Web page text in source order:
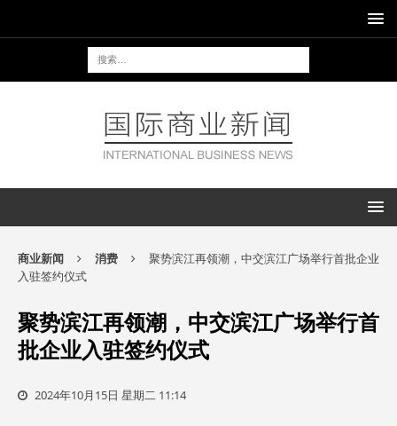
商业新闻 消费
聚势滨江再领潮，中交滨江广场举行首批企业
入驻签约仪式
聚势滨江再领潮，中交滨江广场举行首
批企业入驻签约仪式
2024年10月15日 星期二 11:14